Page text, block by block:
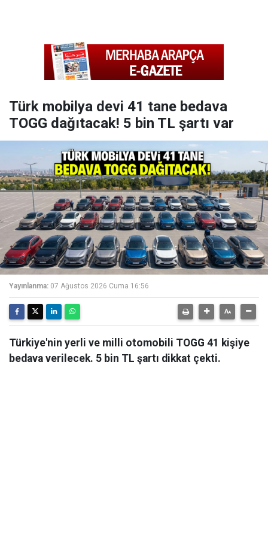
Türk mobilya devi 41 tane bedava
TOGG dağıtacak! 5 bin TL şartı var
Yayınlanma: 07 Ağustos 2026 Cuma 16:56
Türkiye'nin yerli ve milli otomobili TOGG 41 kişiye
bedava verilecek. 5 bin TL şartı dikkat çekti.